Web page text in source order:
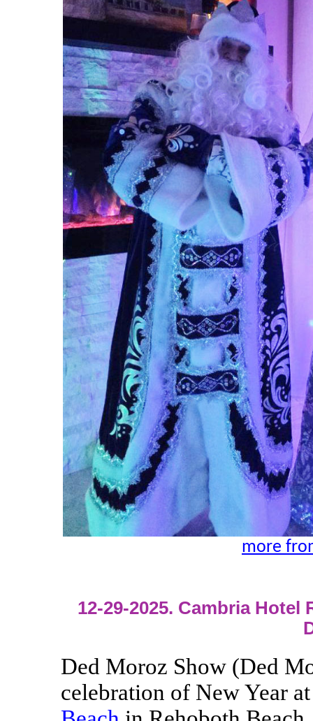
more
12-29-2025. Cambria
Ded Moroz Show (Ded
celebration of New Year